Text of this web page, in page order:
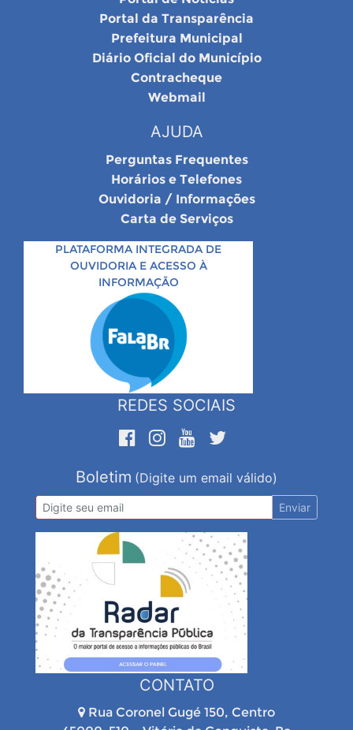
Portal da Transparência
Prefeitura Municipal
Diário Oficial do Município
Contracheque
Webmail
AJUDA
Perguntas Frequentes
Horários e Telefones
Ouvidoria / Informações
Carta de Serviços
PLATAFORMA INTEGRADA DE
OUVIDORIA E ACESSO À
INFORMAÇÃO
REDES SOCIAIS
Boletim (Digite um email válido)
Enviar
CONTATO
Rua Coronel Gugé 150, Centro